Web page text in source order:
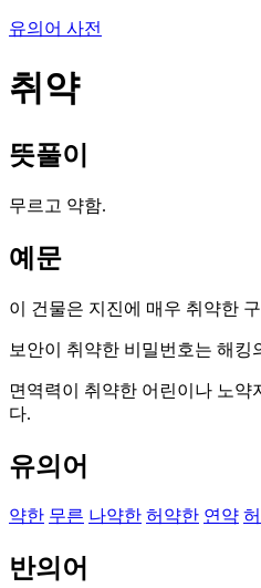
유의어 사전
취약
뜻풀이
무르고 약함.
예문
이 건물은 지진에 매우 취약한
보안이 취약한 비밀번호는 해킹
면역력이 취약한 어린이나 노약
다.
유의어
약한 무른 나약한 허약한 연약
반의어